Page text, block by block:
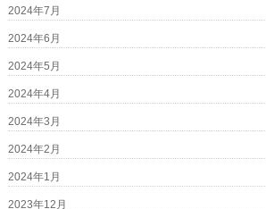
2024年7月
2024年6月
2024年5月
2024年4月
2024年3月
2024年2月
2024年1月
2023年12月